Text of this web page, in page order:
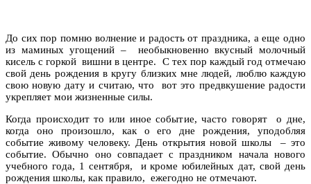
До сих пор помню волнение и радость от праздника, а еще одно
из маминых угощений – необыкновенно вкусный молочный
кисель с горкой вишни в центре. С тех пор каждый год отмечаю
свой день рождения в кругу близких мне людей, люблю каждую
свою новую дату и считаю, что вот это предвкушение радости
укрепляет мои жизненные силы.
Когда происходит то или иное событие, часто говорят о дне,
когда оно произошло, как о его дне рождения, уподобляя
событие живому человеку. День открытия новой школы – это
событие. Обычно оно совпадает с праздником начала нового
учебного года, 1 сентября, и кроме юбилейных дат, свой день
рождения школы, как правило, ежегодно не отмечают.